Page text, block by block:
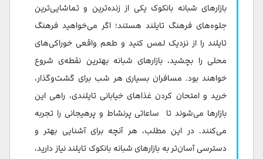
بازار آسا یا آسیاتیک ( Asiatique The Riverfront)
بازار شبانه قطار (Train Night Market)
بازار شبانه جمعه چاتوچاک (Chatuchak Friday Night
Market)
بازار شبانه تالاد نئون (Talad Neon Night Market)
بازارهای شبانه بانکوک یکی از زنده‌ترین و تماشایی‌ترین
جلوه‌های فرهنگ تایلند هستند؛ اگر می‌خواهید فرهنگ
تایلند را از نزدیک لمس کنید و طعم واقعی خوراکی‌های
محلی را بچشید، بازارهای شبانه بهترین نقطه‌ی شروع
خواهند بود. مسافران بسیاری هر شب برای گشت‌وگذار،
خرید و امتحان کردن غذاهای خیابانی تایلندی، راهی این
بازارها می‌شوند تا ساعاتی پرنشاط و پرهیجانی را تجربه
می‌کنند. در این مطلب، هر آنچه برای آشنایی بهتر و
دسترسی آسان‌تر به بازارهای شبانه بانکوک تایلند نیاز دارید،